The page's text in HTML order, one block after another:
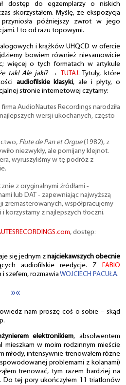
dostęp do egzemplarzy o niskich
skorzystałem. Myślę, że ekspozycja
późniejszy zwrot w jego
I to od razu topowymi.
i krążków UHQCD w ofercie
bowiem również niesamowicie
więcej o tych formatach w artykule
tak! Ale jaki?→ TUTAJ. Tytuły, które
audiofilskie klasyki, ale i płyty, o
stronie internetowej czytamy:
AudioNautes Recordings narodziła
wersji ukochanych, często
Flute de Pan et Orgue(1982), z
niezwykły, ale pomijany klejnot.
wyruszyliśmy w tę podróż z
z oryginalnymi źródłami -
lub DAT - zapewniając najwyższą
zremasterowanych, współpracujemy
korzystamy z najlepszych tłoczni.
, dostęp:
się jednym z najciekawszych obecnie
audiofilskie reedycje. Z FABIO
i szefem, rozmawiaWOJCIECH PACUŁA.
»«
nam proszę coś o sobie – skąd
elektronikiem, absolwentem
mieszkam w moim rodzinnym mieście
młody, intensywnie trenowałem różne
problemami z kolanami)
trenować, tym razem bardziej na
Do tej pory ukończyłem 11 triatlonów